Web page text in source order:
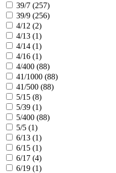
39/7 (257)
39/9 (256)
4/12 (2)
4/13 (1)
4/14 (1)
4/16 (1)
4/400 (88)
41/1000 (88)
41/500 (88)
5/15 (8)
5/39 (1)
5/400 (88)
5/5 (1)
6/13 (1)
6/15 (1)
6/17 (4)
6/19 (1)